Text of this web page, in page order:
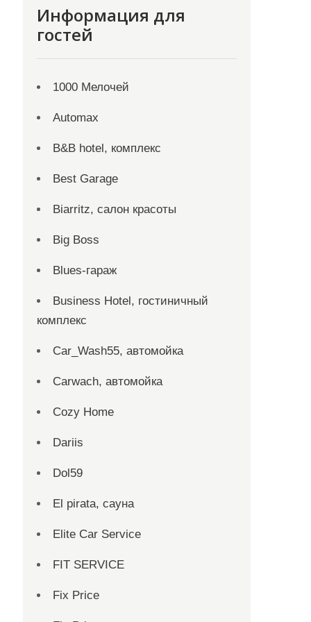
Информация для
гостей
1000 Мелочей
Automax
B&B hotel, комплекс
Best Garage
Biarritz, салон красоты
Big Boss
Blues-гараж
Business Hotel, гостиничный
комплекс
Car_Wash55, автомойка
Carwach, автомойка
Cozy Home
Dariis
Dol59
El pirata, сауна
Elite Car Service
FIT SERVICE
Fix Price